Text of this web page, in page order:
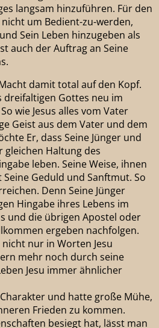
langsam hinzuführen. Für den
um Bedient-zu-werden,
Sein Leben hinzugeben als
auch der Auftrag an Seine
damit total auf den Kopf.
dreifaltigen Gottes neu im
wie Jesus alles vom Vater
Geist aus dem Vater und dem
Er, dass Seine Jünger und
gleichen Haltung des
leben. Seine Weise, ihnen
Geduld und Sanftmut. So
Denn Seine Jünger
Hingabe ihres Lebens im
und die übrigen Apostel oder
ergeben nachfolgen.
nur in Worten Jesu
mehr noch durch seine
Jesu immer ähnlicher
und hatte große Mühe,
Frieden zu kommen.
besiegt hat, lässt man